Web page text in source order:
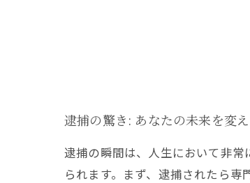
逮捕の驚き: あなたの未来を変
逮捕の瞬間は、人生において非
られます。まず、逮捕されたら